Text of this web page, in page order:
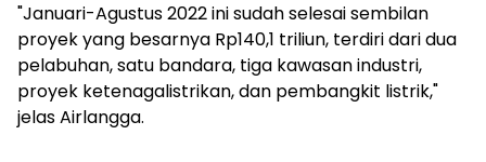
"Januari-Agustus 2022 ini sudah selesai sembilan
proyek yang besarnya Rp140,1 triliun, terdiri dari dua
pelabuhan, satu bandara, tiga kawasan industri,
proyek ketenagalistrikan, dan pembangkit listrik,"
jelas Airlangga.